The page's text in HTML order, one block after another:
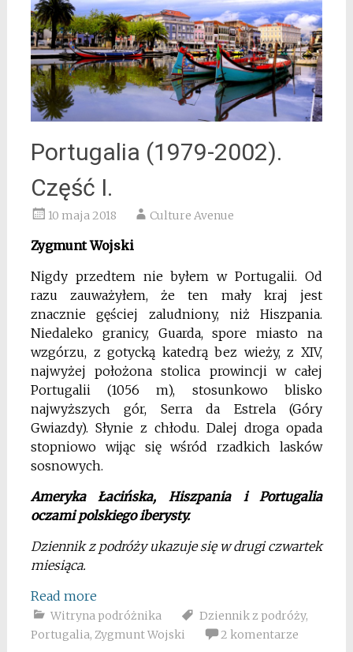
Portugalia (1979-2002).
Część I.
10 maja 2018 Culture Avenue
Zygmunt Wojski
Nigdy przedtem nie byłem w Portugalii. Od
razu zauważyłem, że ten mały kraj jest
znacznie gęściej zaludniony, niż Hiszpania.
Niedaleko granicy, Guarda, spore miasto na
wzgórzu, z gotycką katedrą bez wieży, z XIV,
najwyżej położona stolica prowincji w całej
Portugalii (1056 m), stosunkowo blisko
najwyższych gór, Serra da Estrela (Góry
Gwiazdy). Słynie z chłodu. Dalej droga opada
stopniowo wijąc się wśród rzadkich lasków
sosnowych.
Ameryka Łacińska, Hiszpania i Portugalia
oczami polskiego iberysty.
Dziennik z podróży ukazuje się w drugi czwartek
miesiąca.
Read more
Witryna podróżnika Dziennik z podróży,
Portugalia, Zygmunt Wojski 2 komentarze